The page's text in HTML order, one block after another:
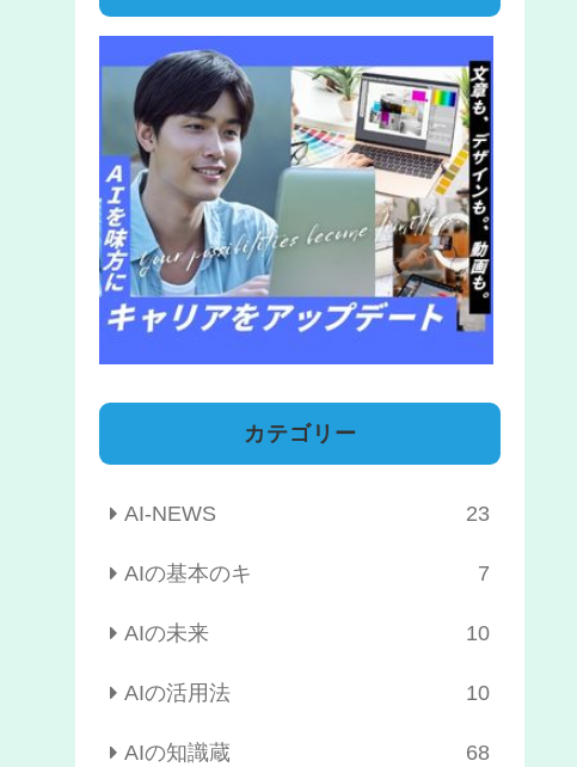
カテゴリー
AI-NEWS 23
AIの基本のキ 7
AIの未来 10
AIの活用法 10
AIの知識蔵 68